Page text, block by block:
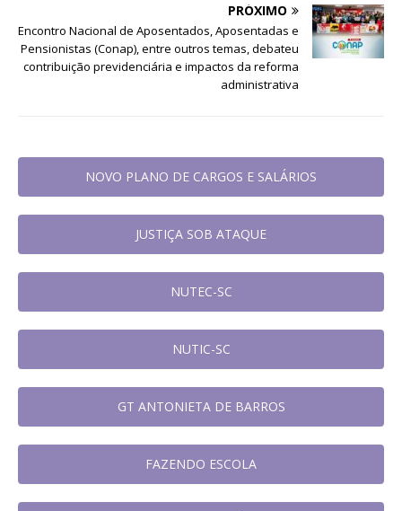
PRÓXIMO
Encontro Nacional de Aposentados, Aposentadas e
Pensionistas (Conap), entre outros temas, debateu
contribuição previdenciária e impactos da reforma
administrativa
NOVO PLANO DE CARGOS E SALÁRIOS
JUSTIÇA SOB ATAQUE
NUTEC-SC
NUTIC-SC
GT ANTONIETA DE BARROS
FAZENDO ESCOLA